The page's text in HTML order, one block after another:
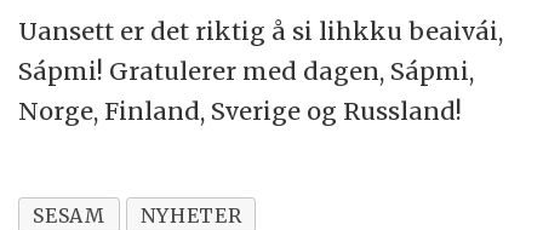
Uansett er det riktig å si lihkku beaivái,
Sápmi! Gratulerer med dagen, Sápmi,
Norge, Finland, Sverige og Russland!
SESAM NYHETER